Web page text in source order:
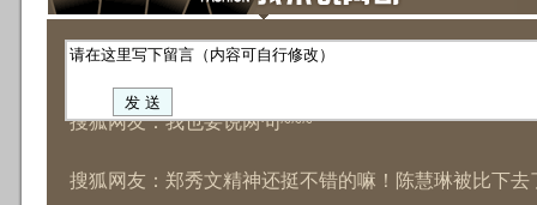
搜狐网友：高圆圆比袁泉漂亮，袁泉比高圆圆更有气质
搜狐网友：郑秀文老了……！
搜狐网友：我也要说两句~~~
搜狐网友：怎么没有男星的报道？